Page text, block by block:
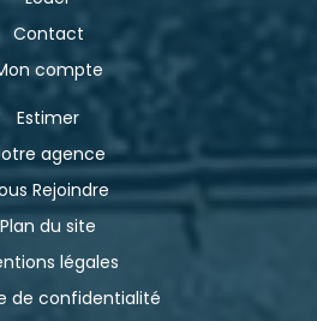
Contact
compte
Estimer
agence
Rejoindre
Plan du site
légales
de confidentialité